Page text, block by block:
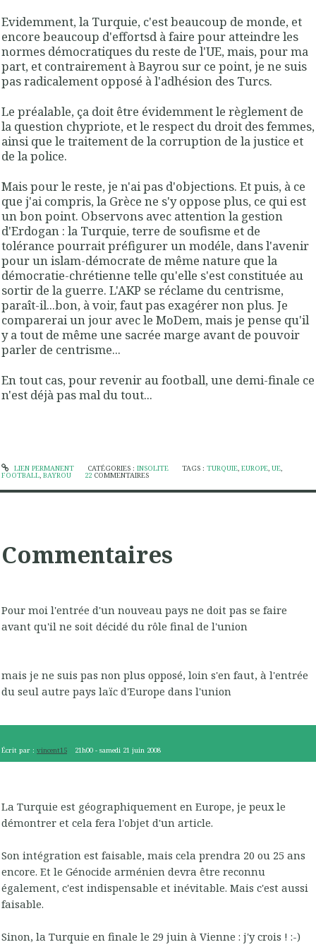
Evidemment, la Turquie, c'est beaucoup de monde, et
encore beaucoup d'effortsd à faire pour atteindre les
normes démocratiques du reste de l'UE, mais, pour ma
part, et contrairement à Bayrou sur ce point, je ne suis
pas radicalement opposé à l'adhésion des Turcs.
Le préalable, ça doit être évidemment le règlement de
la question chypriote, et le respect du droit des femmes,
ainsi que le traitement de la corruption de la justice et
de la police.
Mais pour le reste, je n'ai pas d'objections. Et puis, à ce
que j'ai compris, la Grèce ne s'y oppose plus, ce qui est
un bon point. Observons avec attention la gestion
d'Erdogan : la Turquie, terre de soufisme et de
tolérance pourrait préfigurer un modéle, dans l'avenir
pour un islam-démocrate de même nature que la
démocratie-chrétienne telle qu'elle s'est constituée au
sortir de la guerre. L'AKP se réclame du centrisme,
paraît-il...bon, à voir, faut pas exagérer non plus. Je
comparerai un jour avec le MoDem, mais je pense qu'il
y a tout de même une sacrée marge avant de pouvoir
parler de centrisme...
En tout cas, pour revenir au football, une demi-finale ce
n'est déjà pas mal du tout...
LIEN PERMANENT CATÉGORIES : INSOLITE TAGS :TURQUIE,EUROPE,UE,
FOOTBALL, BAYROU 22 COMMENTAIRES
Commentaires
Pour moi l'entrée d'un nouveau pays ne doit pas se faire
avant qu'il ne soit décidé du rôle final de l'union
mais je ne suis pas non plus opposé, loin s'en faut, à l'entrée
du seul autre pays laïc d'Europe dans l'union
Écrit par : vincent15 21h00 -samedi 21 juin 2008
La Turquie est géographiquement en Europe, je peux le
démontrer et cela fera l'objet d'un article.
Son intégration est faisable, mais cela prendra 20 ou 25 ans
encore. Et le Génocide arménien devra être reconnu
également, c'est indispensable et inévitable. Mais c'est aussi
faisable.
Sinon, la Turquie en finale le 29 juin à Vienne : j'y crois ! :-)